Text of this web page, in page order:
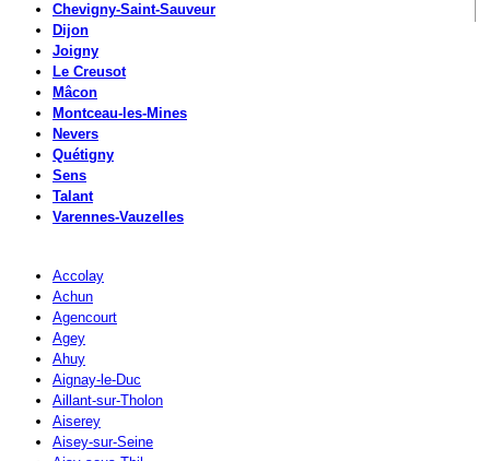
Chevigny-Saint-Sauveur
Dijon
Joigny
Le Creusot
Mâcon
Montceau-les-Mines
Nevers
Quétigny
Sens
Talant
Varennes-Vauzelles
Accolay
Achun
Agencourt
Agey
Ahuy
Aignay-le-Duc
Aillant-sur-Tholon
Aiserey
Aisey-sur-Seine